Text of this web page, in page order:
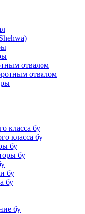
отвалом
отвалом
класса бу
класса бу
бу
бу
бу
бу
бу